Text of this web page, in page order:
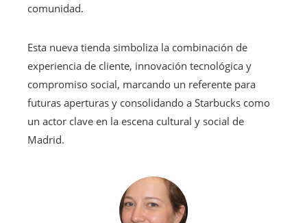
comunidad.
Esta nueva tienda simboliza la combinación de
experiencia de cliente, innovación tecnológica y
compromiso social, marcando un referente para
futuras aperturas y consolidando a Starbucks como
un actor clave en la escena cultural y social de
Madrid.